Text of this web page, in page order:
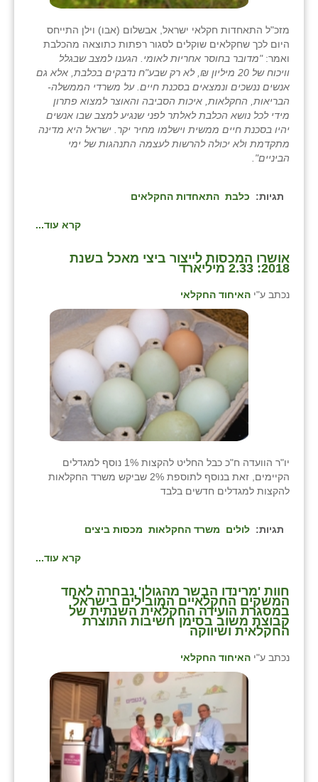
מזכ"ל התאחדות חקלאי ישראל, אבשלום (אבו) וילן התייחס
היום לכך שחקלאים שוקלים לסגור רפתות כתוצאה מהכלבת
ואמר:"מדובר בחוסר אחריות לאומי. הגענו למצב שבגלל
וויכוח של 20 מיליון ₪, לא רק שבע"ח נדבקים בכלבת, אלא גם
אנשים ננשכים ונמצאים בסכנת חיים. על משרדי הממשלה-
הבריאות, החקלאות, איכות הסביבה והאוצר למצוא פתרון
מידי לכל נושא הכלבת לאלתר לפני שנגיע למצב שבו אנשים
יהיו בסכנת חיים ממשית וישלמו מחיר יקר. ישראל היא מדינה
מתקדמת ולא יכולה להרשות לעצמה התנהגות של ימי
הביניים".
תגיות: כלבת התאחדות החקלאים
קרא עוד...
אושרו המכסות לייצור ביצי מאכל בשנת
2018: 2.33 מיליארד
נכתב ע"י האיחוד החקלאי
יו"ר הוועדה ח"כ כבל החליט להקצות 1% נוסף למגדלים
הקיימים, זאת בנוסף לתוספת 2% שביקש משרד החקלאות
להקצות למגדלים חדשים בלבד
תגיות: לולים משרד החקלאות מכסות ביצים
קרא עוד...
חוות 'מרינדו הבשר מהגולן' נבחרה לאחד
המשקים החקלאיים המובילים בישראל
במסגרת הועידה החקלאית השנתית של
קבוצת משוב בסימן חשיבות התוצרת
החקלאית ושיווקה
נכתב ע"י האיחוד החקלאי